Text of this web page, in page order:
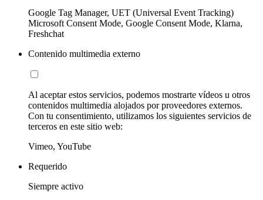
Google Tag Manager, UET (Universal Event Tracking)
Microsoft Consent Mode, Google Consent Mode, Klarna,
Freshchat
Contenido multimedia externo
Al aceptar estos servicios, podemos mostrarte vídeos u otros
contenidos multimedia alojados por proveedores externos.
Con tu consentimiento, utilizamos los siguientes servicios de
terceros en este sitio web:
Vimeo, YouTube
Requerido
Siempre activo